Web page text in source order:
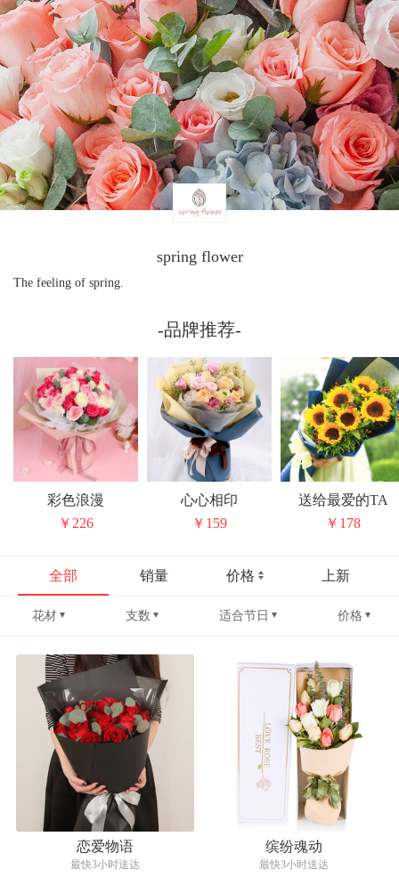
spring flower
The feeling of spring.
-品牌推荐-
彩色浪漫
￥226
心心相印
￥159
送给最爱的TA
￥178
全部 销量 价格 上新
花材 支数 适合节日 价格
恋爱物语
最快3小时送达
缤纷魂动
最快3小时送达